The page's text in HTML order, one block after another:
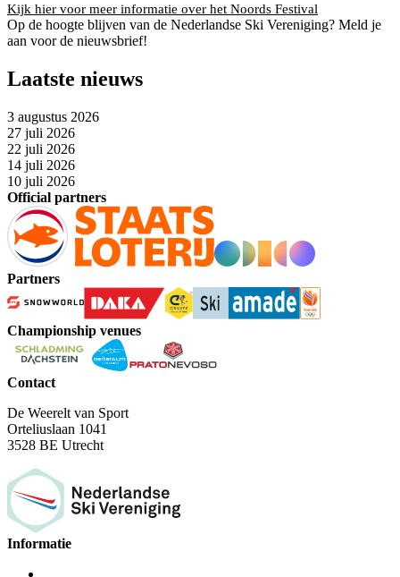
Kijk hier voor meer informatie over het Noords Festival
Op de hoogte blijven van de Nederlandse Ski Vereniging? Meld je
aan voor de nieuwsbrief!
Laatste nieuws
3 augustus 2026
27 juli 2026
22 juli 2026
14 juli 2026
10 juli 2026
Official partners
Partners
Championship venues
Contact
De Weerelt van Sport
Orteliuslaan 1041
3528 BE Utrecht
Informatie